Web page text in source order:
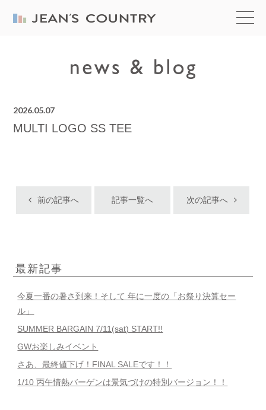
2026.05.07
MULTI LOGO SS TEE
前の記事へ 記事一覧へ 次の記事へ
最新記事
今夏一番の暑さ到来！そして 年に一度の「お祭り決算セー
ル」
SUMMER BARGAIN 7/11(sat) START!!
GWお楽しみイベント
さあ、最終値下げ！FINAL SALEです！！
1/10 丙午情熱バーゲンは景気づけの特別バージョン！！